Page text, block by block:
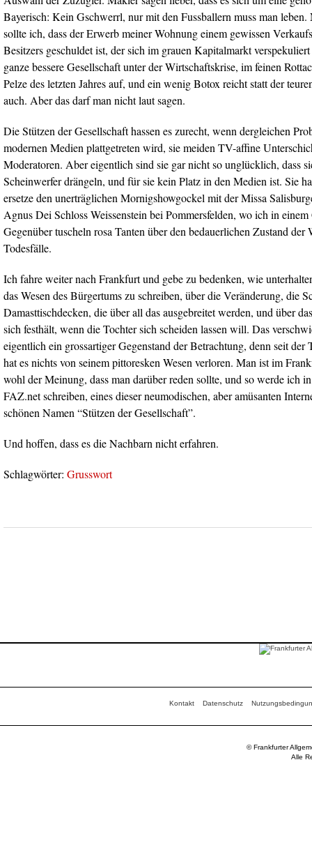
Bayerisch: Kein Gschwerrl, nur mit den Fussballern muss man
sollte ich, dass der Erwerb meiner Wohnung einem gewissen
Besitzers geschuldet ist, der sich im grauen Kapitalmarkt
ganze bessere Gesellschaft unter der Wirtschaftskrise, im feinen
Pelze des letzten Jahres auf, und ein wenig Botox reicht statt der
auch. Aber das darf man nicht laut sagen.
Die Stützen der Gesellschaft hassen es zurecht, wenn dergleichen
modernen Medien plattgetreten wird, sie meiden TV-affine
Moderatoren. Aber eigentlich sind sie gar nicht so unglücklich, dass
Scheinwerfer drängeln, und für sie kein Platz in den Medien ist. Sie
ersetze den unerträglichen Mornigshowgockel mit der Missa
Agnus Dei Schloss Weissenstein bei Pommersfelden, wo ich in
Gegenüber tuscheln rosa Tanten über den bedauerlichen Zustand der
Todesfälle.
Ich fahre weiter nach Frankfurt und gebe zu bedenken, wie
das Wesen des Bürgertums zu schreiben, über die Veränderung, die
Damasttischdecken, die über all das ausgebreitet werden, und über
sich festhält, wenn die Tochter sich scheiden lassen will. Das
eigentlich ein grossartiger Gegenstand der Betrachtung, denn seit
hat es nichts von seinem pittoresken Wesen verloren. Man ist im
wohl der Meinung, dass man darüber reden sollte, und so werde ich
FAZ.net schreiben, eines dieser neumodischen, aber amüsanten
schönen Namen “Stützen der Gesellschaft”.
Und hoffen, dass es die Nachbarn nicht erfahren.
Schlagwörter: Grusswort
Kontakt Datenschutz
© Frankfurter
Alle